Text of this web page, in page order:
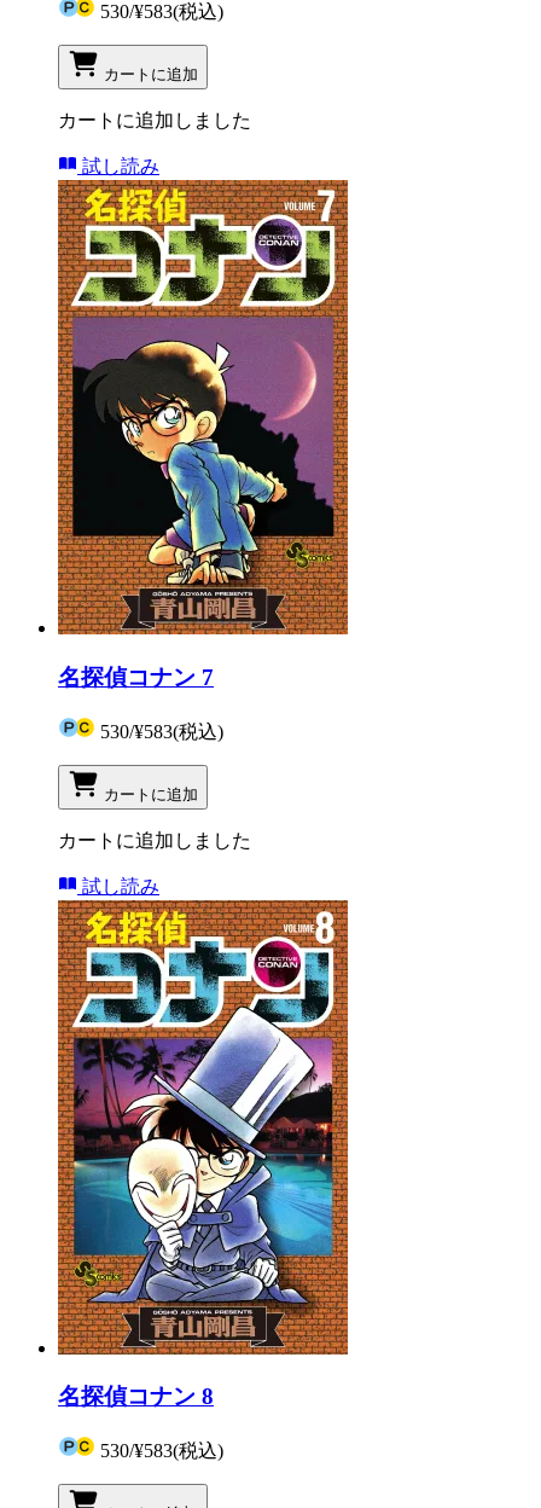
530/¥583(税込)
カートに追加
カートに追加しました
試し読み
名探偵コナン 7
530/¥583(税込)
カートに追加
カートに追加しました
試し読み
名探偵コナン 8
530/¥583(税込)